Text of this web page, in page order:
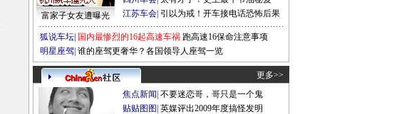
富家子女友遭曝光
江苏车会 引以为戒！开车接电话恐怖后果
狐说车坛 国内最惨烈的16起高速车祸 跑高速16保命注意事项
明星座驾 谁的座驾更奢华？各国领导人座驾一览
更多>>
焦点新闻 不要迷恋哥，哥只是一个鬼
贴贴图图 英媒评出2009年度搞怪发明